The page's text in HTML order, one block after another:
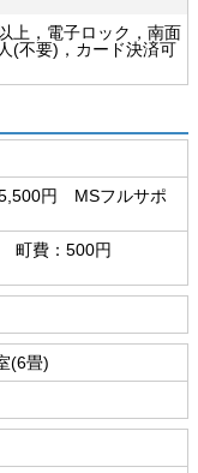
上，電子ロック，南面
(不要)，カード決済可
円 MSフルサポ
町費：500円
(6畳)